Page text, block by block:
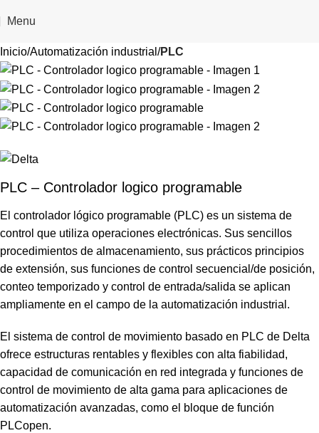
Menu
Inicio Automatización industrial PLC
PLC – Controlador logico programable
El controlador lógico programable (PLC) es un sistema de
control que utiliza operaciones electrónicas. Sus sencillos
procedimientos de almacenamiento, sus prácticos principios
de extensión, sus funciones de control secuencial/de posición,
conteo temporizado y control de entrada/salida se aplican
ampliamente en el campo de la automatización industrial.
El sistema de control de movimiento basado en PLC de Delta
ofrece estructuras rentables y flexibles con alta fiabilidad,
capacidad de comunicación en red integrada y funciones de
control de movimiento de alta gama para aplicaciones de
automatización avanzadas, como el bloque de función
PLCopen.